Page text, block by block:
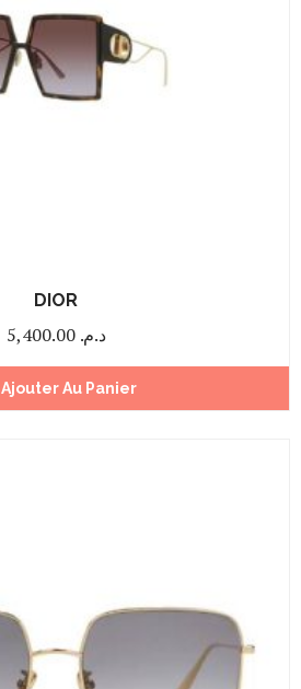
DIOR
د.م. 5,400.00
Ajouter Au Panier